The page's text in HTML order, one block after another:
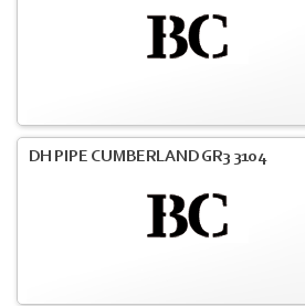
DH PIPE CUMBERLAND GR3 3104